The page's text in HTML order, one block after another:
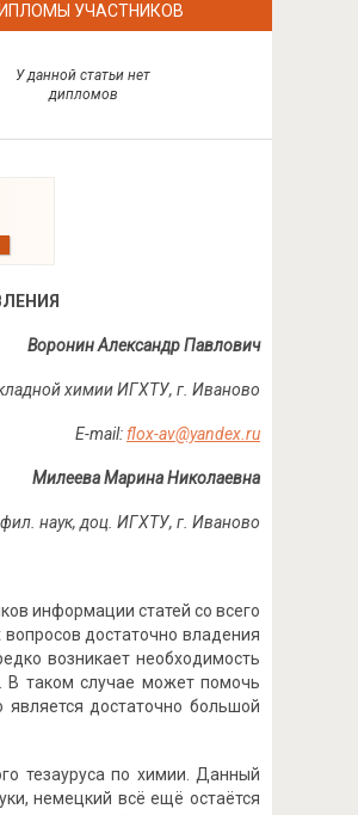
УЧАСТНИКОВ
У данной статьи нет
дипломов
Воронин Александр Павлович
химии ИГХТУ, г. Иваново
E-mail: flox-av@yandex.ru
Милеева Марина Николаевна
наук, доц. ИГХТУ, г. Иваново
информации статей со всего
достаточно владения
возникает необходимость
В таком случае может помочь
достаточно большой
тезауруса по химии. Данный
немецкий всё ещё остаётся